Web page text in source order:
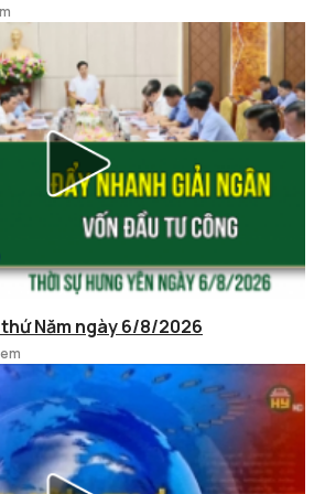
Năm ngày 6/8/2026